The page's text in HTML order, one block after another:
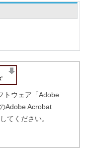
トウェア「Adobe
Adobe Acrobat
てください。